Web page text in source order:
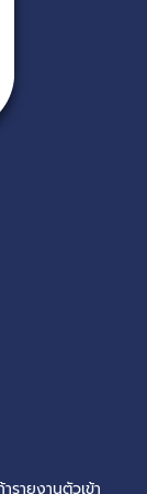
รายงานตัวเข้า